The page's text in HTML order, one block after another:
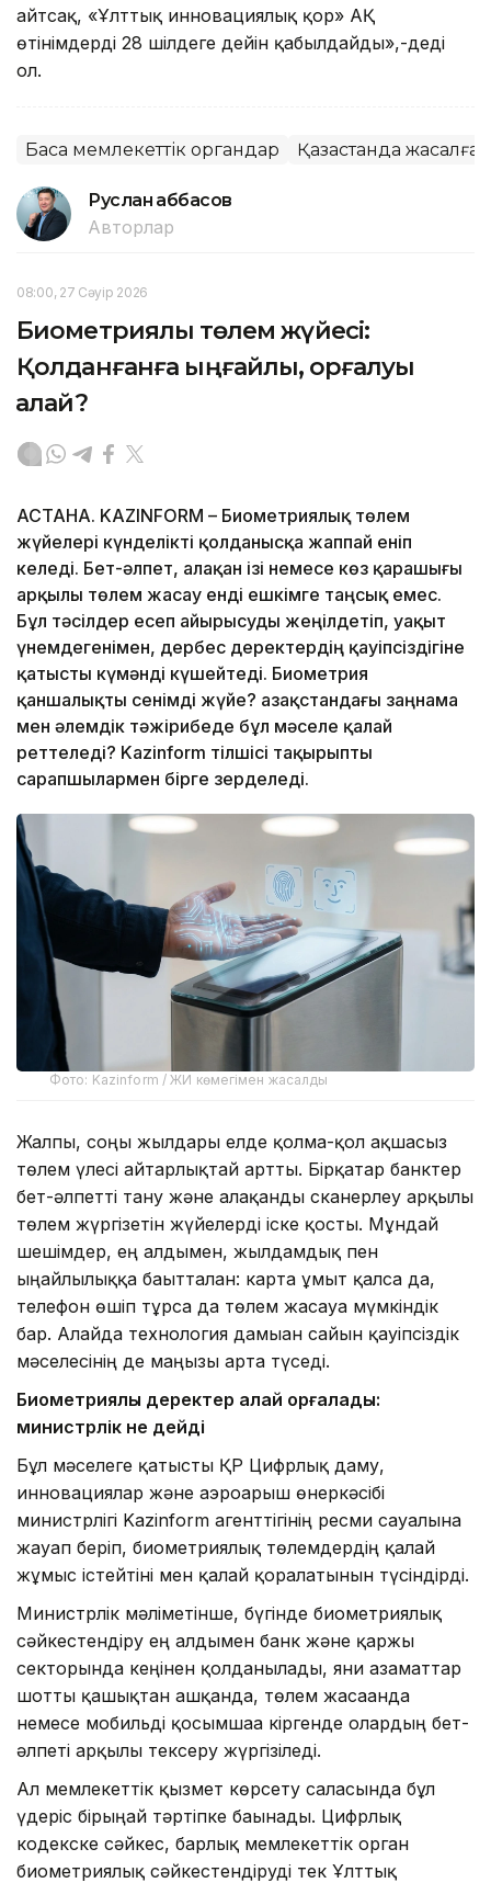
айтсақ, «Ұлттық инновациялық қор» АҚ
өтінімдерді 28 шілдеге дейін қабылдайды»,-деді
ол.
Басқа мемлекеттік органдар Қазақстанда жасалған
Руслан Ғаббасов
Авторлар
08:00, 27 Сәуір 2026
Биометриялық төлем жүйесі:
Қолданғанға ыңғайлы, қорғалуы
қалай?
АСТАНА. KAZINFORM – Биометриялық төлем
жүйелері күнделікті қолданысқа жаппай еніп
келеді. Бет-әлпет, алақан ізі немесе көз қарашығы
арқылы төлем жасау енді ешкімге таңсық емес.
Бұл тәсілдер есеп айырысуды жеңілдетіп, уақыт
үнемдегенімен, дербес деректердің қауіпсіздігіне
қатысты күмәнді күшейтеді. Биометрия
қаншалықты сенімді жүйе? Қазақстандағы заңнама
мен әлемдік тәжірибеде бұл мәселе қалай
реттеледі? Kazinform тілшісі тақырыпты
сарапшылармен бірге зерделеді.
Фото: Kazinform / ЖИ көмегімен жасалды
Жалпы, соңғы жылдары елде қолма-қол ақшасыз
төлем үлесі айтарлықтай артты. Бірқатар банктер
бет-әлпетті тану және алақанды сканерлеу арқылы
төлем жүргізетін жүйелерді іске қосты. Мұндай
шешімдер, ең алдымен, жылдамдық пен
ыңғайлылыққа бағытталған: карта ұмыт қалса да,
телефон өшіп тұрса да төлем жасауға мүмкіндік
бар. Алайда технология дамыған сайын қауіпсіздік
мәселесінің де маңызы арта түседі.
Биометриялық деректер қалай қорғалады:
министрлік не дейді
Бұл мәселеге қатысты ҚР Цифрлық даму,
инновациялар және аэроғарыш өнеркәсібі
министрлігі Kazinform агенттігінің ресми сауалына
жауап беріп, биометриялық төлемдердің қалай
жұмыс істейтіні мен қалай қорғалатынын түсіндірді.
Министрлік мәліметінше, бүгінде биометриялық
сәйкестендіру ең алдымен банк және қаржы
секторында кеңінен қолданылады, яғни азаматтар
шотты қашықтан ашқанда, төлем жасағанда
немесе мобильді қосымшаға кіргенде олардың бет-
әлпеті арқылы тексеру жүргізіледі.
Ал мемлекеттік қызмет көрсету саласында бұл
үдеріс бірыңғай тәртіпке бағынады. Цифрлық
кодекске сәйкес, барлық мемлекеттік орган
биометриялық сәйкестендіруді тек Ұлттық